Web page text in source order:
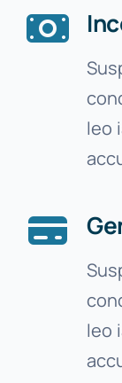
leo
leo